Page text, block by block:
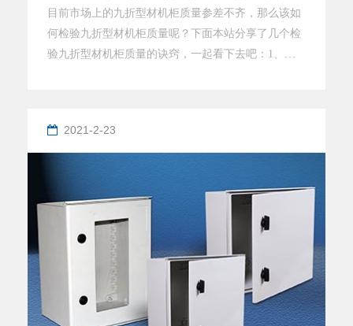
目前市场上的九折型材机柜质量参差不齐，那么该如
何检验九折型材机柜质量呢？下面本站分享了几个检
验九折型材机柜质量的诀窍，一起看下去吧：1、看
这样才能良好地防锈、防尘等。3、看架构布局，一
般来说，挡板要多，而且具有散热孔，一些用来固定
2021-2-23